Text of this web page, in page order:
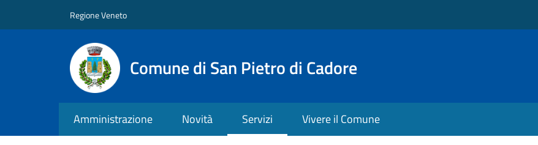
Regione Veneto
Comune di San Pietro di Cadore
Amministrazione Novità Servizi Vivere il Comune